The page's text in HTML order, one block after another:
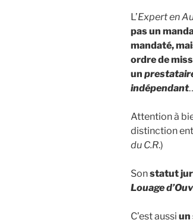
L’Expert en
pas un
mandaté,
ordre de
un
indépendant
Attention à
distinction
du C.R.)
Sonstatut
Louage
C’est aussi un